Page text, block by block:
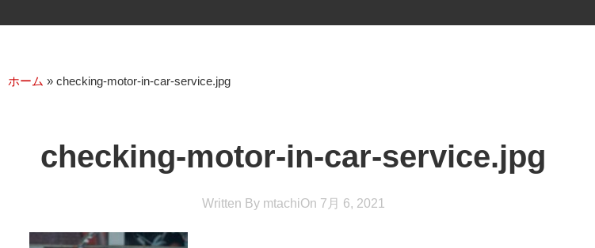
ホーム » checking-motor-in-car-service.jpg
checking-motor-in-car-service.jpg
Written BymtachiOn 7月 6, 2021